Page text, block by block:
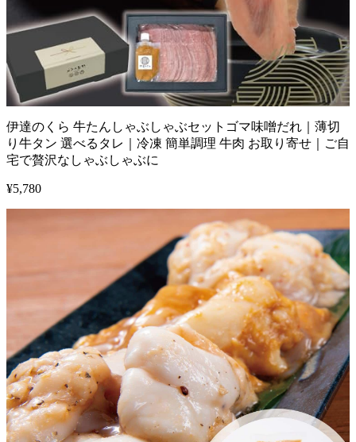
伊達のくら 牛たんしゃぶしゃぶセットゴマ味噌だれ｜薄切
り牛タン 選べるタレ｜冷凍 簡単調理 牛肉 お取り寄せ｜ご自
宅で贅沢なしゃぶしゃぶに
¥5,780